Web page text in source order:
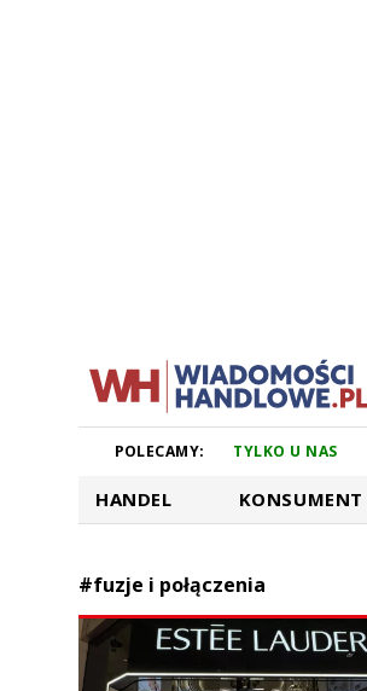
POLECAMY: TYLKO U NAS
HANDEL
#fuzje i połączenia